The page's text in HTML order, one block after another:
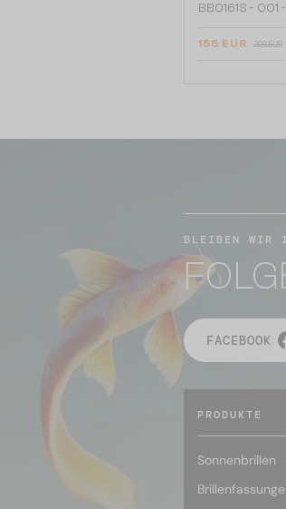
BB0161S - 001
155 EUR 206 EUR
BLEIBEN WIR
FACEBOOK
PRODUKTE
Sonnenbrillen